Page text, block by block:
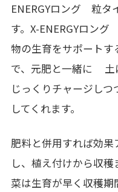
ENERGYロング 粒タ
す。X-ENERGYロン
物の生育をサポート
で、元肥と一緒に 土
じっくりチャージし
してくれます。
肥料と併用すれば効
し、植え付けから収
菜は生育が早く収穫